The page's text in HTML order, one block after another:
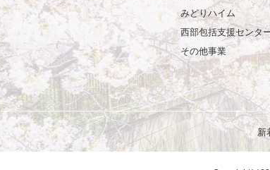
みどりハイム
西部包括支援センタ
その他事業
新